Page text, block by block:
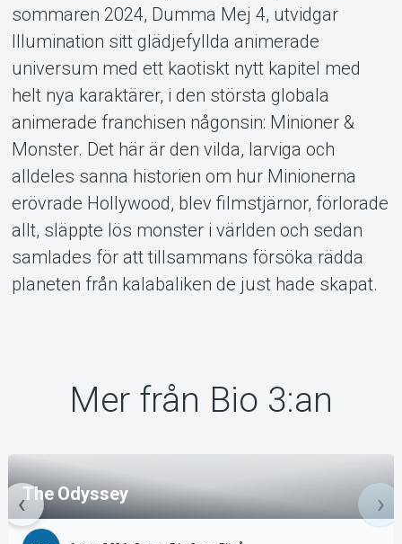
sommaren 2024, Dumma Mej 4, utvidgar
Illumination sitt glädjefyllda animerade
universum med ett kaotiskt nytt kapitel med
helt nya karaktärer, i den största globala
animerade franchisen någonsin: Minioner &
Monster. Det här är den vilda, larviga och
alldeles sanna historien om hur Minionerna
erövrade Hollywood, blev filmstjärnor, förlorade
allt, släppte lös monster i världen och sedan
samlades för att tillsammans försöka rädda
planeten från kalabaliken de just hade skapat.
Mer från Bio 3:an
The Odyssey